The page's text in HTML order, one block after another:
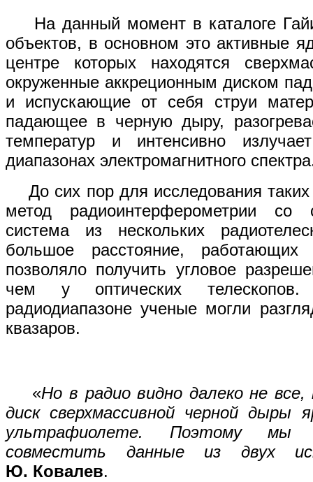
На данный момент в каталоге
объектов, в основном это активные
центре которых находятся
окруженные аккреционным диском
и испускающие от себя струи
падающее в черную дыру,
температур и интенсивно
диапазонах электромагнитного
До сих пор для исследования таких
метод радиоинтерферометрии со
система из нескольких
большое расстояние,
позволяло получить угловое
чем у оптических
радиодиапазоне ученые могли
квазаров.
«Но в радио видно далеко не все,
диск сверхмассивной черной дыры
ультрафиолете. Поэтому мы
совместить данные из двух
Ю. Ковалев.